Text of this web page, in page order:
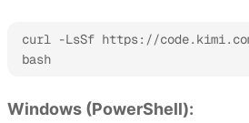
curl -LsSf https://
bash
Windows (PowerShell):